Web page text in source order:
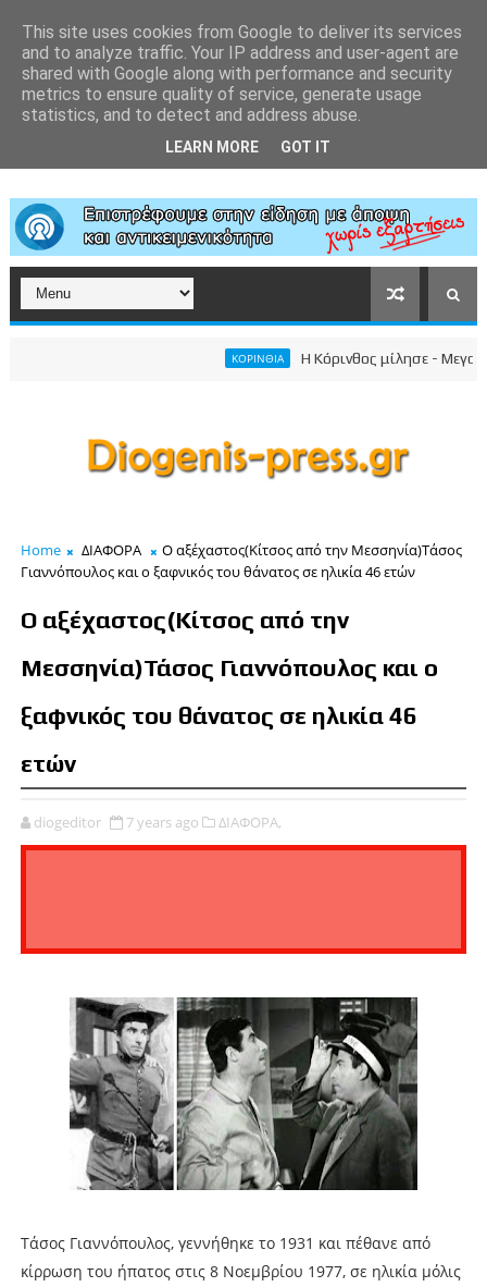
ΚΟΡΙΝΘΙΑ Η Κόρινθος μίλησε -
Home ΔΙΑΦΟΡΑ
Ο αξέχαστος(Κίτσος από την Μεσσηνία)Τάσος
Γιαννόπουλος και ο ξαφνικός του θάνατος σε ηλικία 46 ετών
Ο αξέχαστος(Κίτσος από την
Μεσσηνία)Τάσος Γιαννόπουλος και ο
ξαφνικός του θάνατος σε ηλικία 46
ετών
diogeditor 7 years ago ΔΙΑΦΟΡΑ,
Τάσος Γιαννόπουλος, γεννήθηκε το 1931 και πέθανε από
κίρρωση του ήπατος στις 8 Νοεμβρίου 1977, σε ηλικία μόλις
This site uses cookies from Google to deliver its services
and to analyze traffic. Your IP address and user-agent are
shared with Google along with performance and security
metrics to ensure quality of service, generate usage
statistics, and to detect and address abuse.
LEARN MORE GOT IT